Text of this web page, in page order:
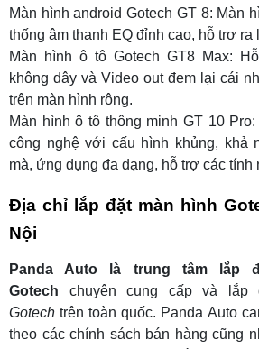
Màn hình android Gotech GT 8: Màn
thống âm thanh EQ đỉnh cao, hỗ trợ ra
Màn hình ô tô Gotech GT8 Max:
không dây và Video out đem lại cái
trên màn hình rộng.
Màn hình ô tô thông minh GT 10
công nghệ với cấu hình khủng, khả
mà, ứng dụng đa dạng, hỗ trợ các tính
Địa chỉ lắp đặt màn hình
Nội
Panda Auto là trung tâm lắp
Gotech chuyên cung cấp và lắp
Gotechtrên toàn quốc. Panda Auto
theo các chính sách bán hàng cũng